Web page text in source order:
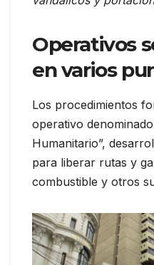
Operativos
en varios
Los procedimientos
operativo
Humanitario”,
para liberar rutas y
combustible y otros